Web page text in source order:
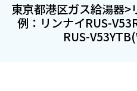
東京都港区ガス給湯器
例：リンナイRUS-
RUS-